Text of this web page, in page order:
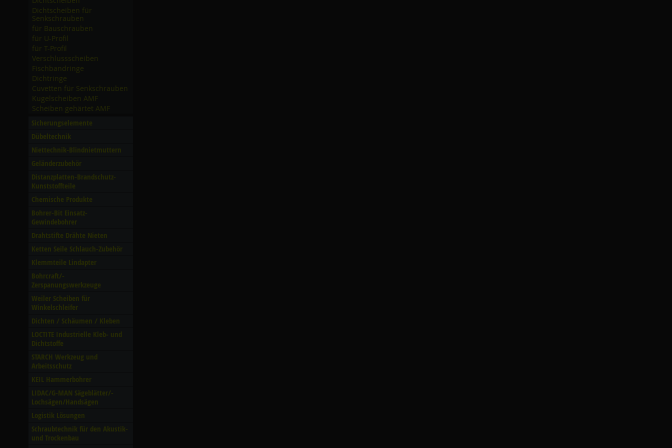
Dichtscheiben für
Senkschrauben
für Bauschrauben
für U-Profil
für T-Profil
Verschlussscheiben
Fischbandringe
Dichtringe
Cuvetten für Senkschrauben
Kugelscheiben AMF
Scheiben gehärtet AMF
Sicherungselemente
Dübeltechnik
Niettechnik-Blindnietmuttern
Geländerzubehör
Distanzplatten-Brandschutz-
Kunststoffteile
Chemische Produkte
Bohrer-Bit Einsatz-
Gewindebohrer
Drahtstifte Drähte Nieten
Ketten Seile Schlauch-Zubehör
Klemmteile Lindapter
Bohrcraft/­
Zerspanungswerkzeuge
Weiler Scheiben für
Winkelschleifer
Dichten /­ Schäumen /­ Kleben
LOCTITE Industrielle Kleb- und
Dichtstoffe
STARCH Werkzeug und
Arbeitsschutz
KEIL Hammerbohrer
LIDAC/­G-MAN Sägeblätter/­
Lochsägen/­Handsägen
Logistik Lösungen
Schraubtechnik für den Akustik-
und Trockenbau